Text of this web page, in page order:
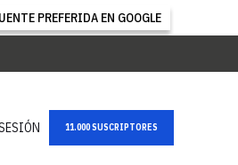
PREFERIDA EN GOOGLE
NEWSLETTER